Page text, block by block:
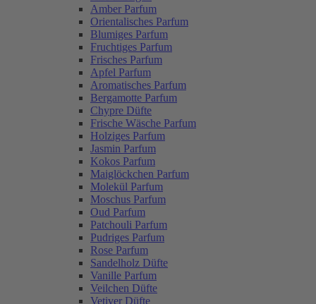
Amber Parfum
Orientalisches Parfum
Blumiges Parfum
Fruchtiges Parfum
Frisches Parfum
Apfel Parfum
Aromatisches Parfum
Bergamotte Parfum
Chypre Düfte
Frische Wäsche Parfum
Holziges Parfum
Jasmin Parfum
Kokos Parfum
Maiglöckchen Parfum
Molekül Parfum
Moschus Parfum
Oud Parfum
Patchouli Parfum
Pudriges Parfum
Rose Parfum
Sandelholz Düfte
Vanille Parfum
Veilchen Düfte
Vetiver Düfte